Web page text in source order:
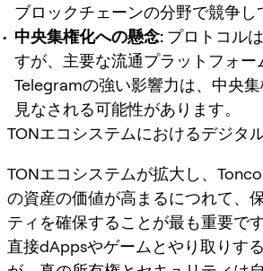
ブロックチェーンの分野で競争し
中央集権化への懸念: プロトコル
すが、主要な流通プラットフォー
Telegramの強い影響力は、中央
見なされる可能性があります。
TONエコシステムにおけるデジタ
TONエコシステムが拡大し、
の資産の価値が高まるにつれて、
ティを確保することが最も重要で
直接dAppsやゲームとやり取りす